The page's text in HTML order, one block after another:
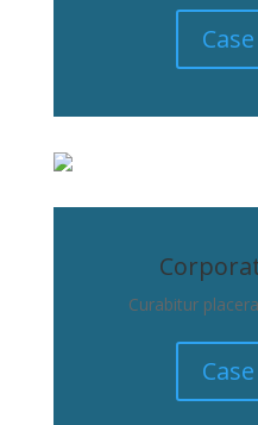
Curabitur